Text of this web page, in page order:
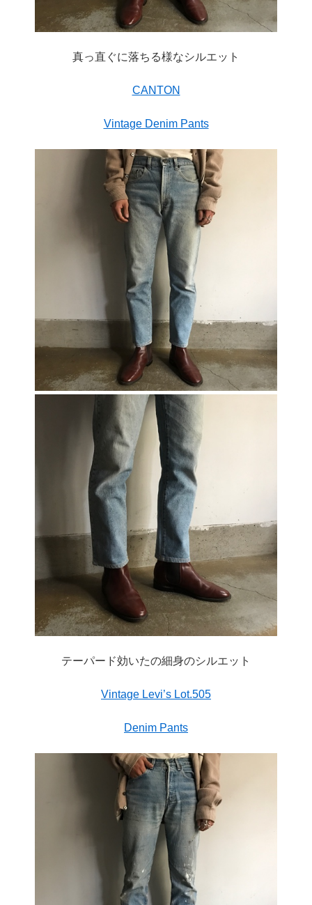
真っ直ぐに落ちる様なシルエット
CANTON
Vintage Denim Pants
テーパード効いたの細身のシルエット
Vintage Levi’s Lot.505
Denim Pants